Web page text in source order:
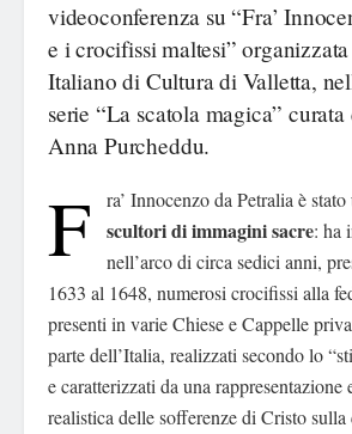
videoconferenza su “Fra’
e i crocifissi maltesi”
Italiano di Cultura di Valletta,
serie “La scatola magica” curata
Anna Purcheddu.
F ra’ Innocenzo da Petralia è stato
scultori di immagini sacre: ha
nell’arco di circa sedici anni,
1633 al 1648, numerosi crocifissi alla
presenti in varie Chiese e Cappelle
parte dell’Italia, realizzati secondo lo
e caratterizzati da una rappresentazione
realistica delle sofferenze di Cristo sulla